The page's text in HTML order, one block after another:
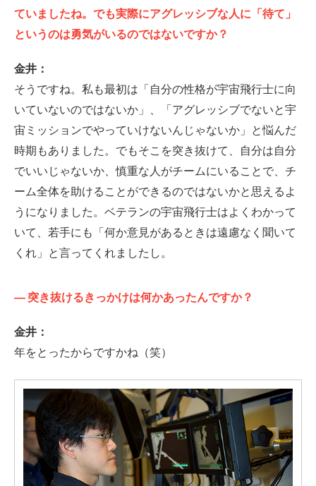
ていましたね。でも実際にアグレッシブな人に「待て」
というのは勇気がいるのではないですか？
金井：
そうですね。私も最初は「自分の性格が宇宙飛行士に向
いていないのではないか」、「アグレッシブでないと宇
宙ミッションでやっていけないんじゃないか」と悩んだ
時期もありました。でもそこを突き抜けて、自分は自分
でいいじゃないか、慎重な人がチームにいることで、チ
ーム全体を助けることができるのではないかと思えるよ
うになりました。ベテランの宇宙飛行士はよくわかって
いて、若手にも「何か意見があるときは遠慮なく聞いて
くれ」と言ってくれましたし。
— 突き抜けるきっかけは何かあったんですか？
金井：
年をとったからですかね（笑）